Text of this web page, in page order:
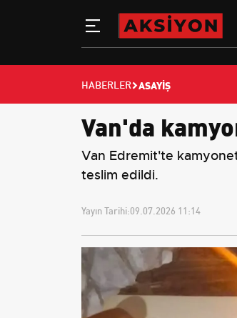
HABERLER ASAYIŞ
Van'da
Van Edremit'te
teslim edildi.
Yayın Tarihi:09.07.2026 11:14